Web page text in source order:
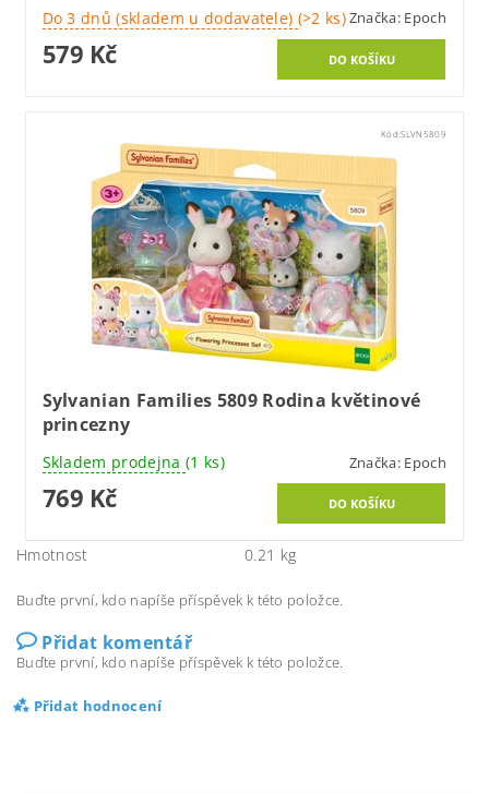
Do 3 dnů (skladem u dodavatele) (>2 ks)Značka: Epoch
579 Kč
Kód:SLVN5809
Sylvanian Families 5809 Rodina květinové
princezny
Skladem prodejna (1 ks) Značka: Epoch
769 Kč
Hmotnost 0.21 kg
Buďte první, kdo napíše příspěvek k této položce.
Přidat komentář
Buďte první, kdo napíše příspěvek k této položce.
Přidat hodnocení